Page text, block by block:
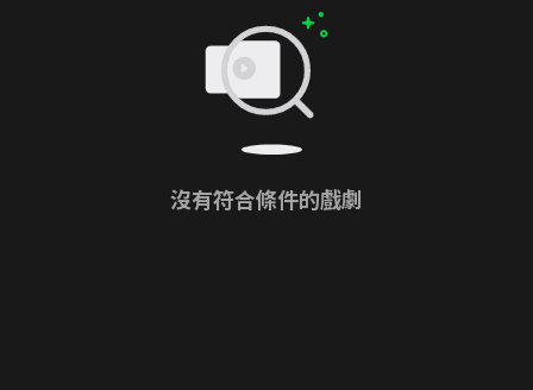
沒有符合條件的戲劇